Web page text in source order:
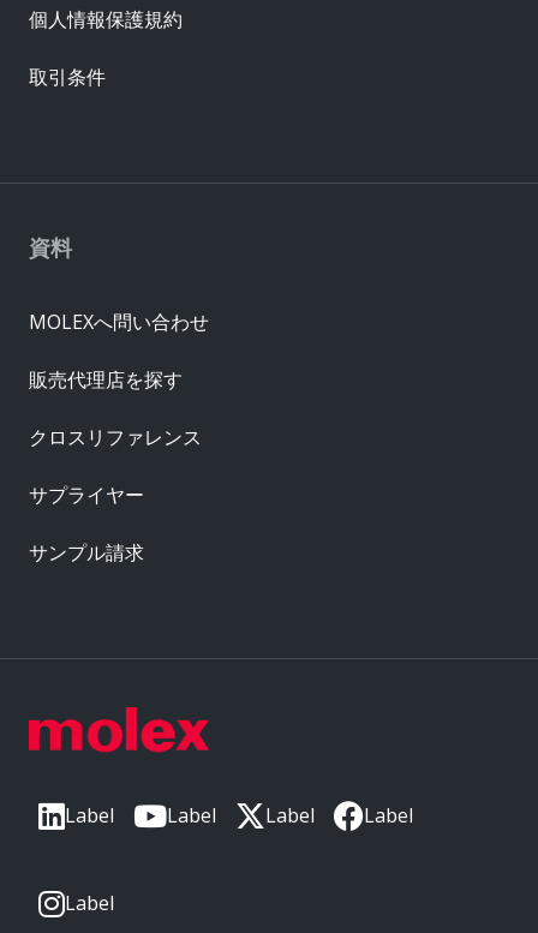
Label Label Label Label
Label
資料
MOLEXへ問い合わせ
販売代理店を探す
クロスリファレンス
サプライヤー
サンプル請求
個人情報保護規約
取引条件